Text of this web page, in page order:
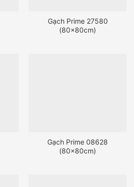
Gạch Prime 27580
(80x80cm)
Gạch Prime 08628
(80x80cm)